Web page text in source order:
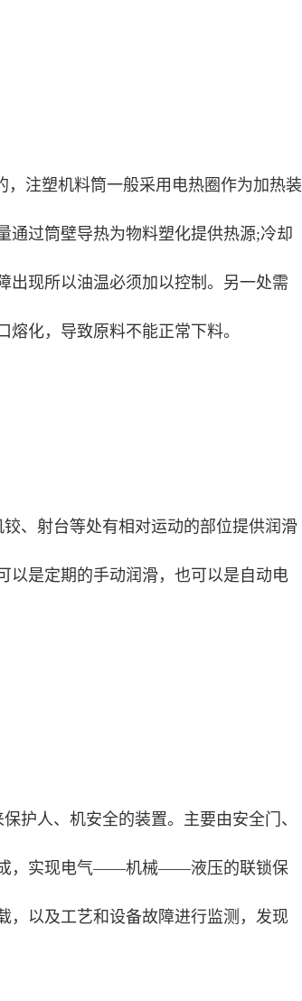
注塑机料筒一般采用电热圈作为加热装
通过筒壁导热为物料塑化提供热源;冷却
出现所以油温必须加以控制。另一处需
化，导致原料不能正常下料。
、射台等处有相对运动的部位提供润滑
以是定期的手动润滑，也可以是自动电
护人、机安全的装置。主要由安全门、
成，实现电气——机械——液压的联锁保
，以及工艺和设备故障进行监测，发现